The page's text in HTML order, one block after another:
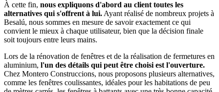
À cette fin, nous expliquons d'abord au client toutes les
alternatives qui s'offrent à lui. Ayant réalisé de nombreux projets à
Besalú, nous sommes en mesure de savoir exactement ce qui
convient le mieux à chaque utilisateur, bien que la décision finale
soit toujours entre leurs mains.
Lors de la rénovation de fenêtres et de la réalisation de fermetures en
aluminium, l'un des détails qui peut être choisi est l'ouverture.
Chez Montero Construccions, nous proposons plusieurs alternatives,
comme les fenêtres coulissantes, idéales pour les habitations de peu